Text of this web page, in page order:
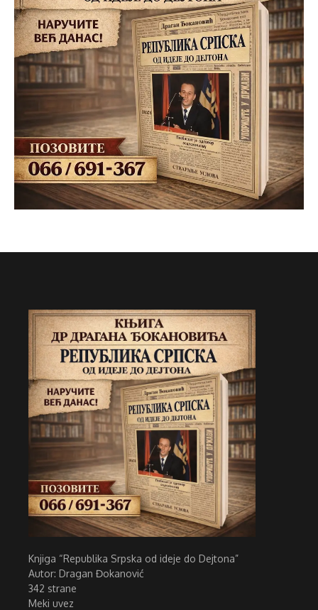
Knjiga “Republika Srpska od ideje do Dejtona”
Autor: Dragan Đokanović
342 strane
Meki uvez